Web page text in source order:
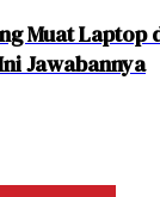
Muat Laptop
Jawabannya